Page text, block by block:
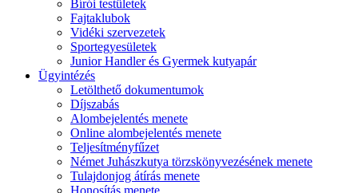
Bírói testületek
Fajtaklubok
Vidéki szervezetek
Sportegyesületek
Junior Handler és Gyermek kutyapár
Ügyintézés
Letölthető dokumentumok
Díjszabás
Alombejelentés menete
Online alombejelentés menete
Teljesítményfűzet
Német Juhászkutya törzskönyvezésének menete
Tulajdonjog átírás menete
Honosítás menete